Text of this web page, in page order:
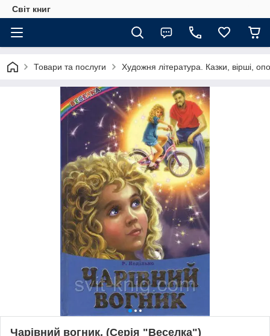
Світ книг
Товари та послуги Художня література. Казки, вірші,
Чарівний вогник. (Серія "Веселка")